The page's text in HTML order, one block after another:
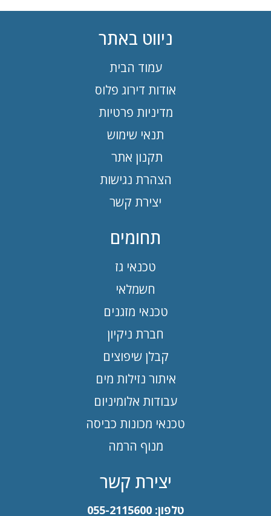
ניווט באתר
עמוד הבית
אודות דירוג פלוס
מדיניות פרטיות
תנאי שימוש
תקנון אתר
הצהרת נגישות
יצירת קשר
תחומים
טכנאי גז
חשמלאי
טכנאי מזגנים
חברת ניקיון
קבלן שיפוצים
איתור נזילות מים
עבודות אלומיניום
טכנאי מכונות כביסה
מנוף הרמה
יצירת קשר
טלפון: 055-2115600